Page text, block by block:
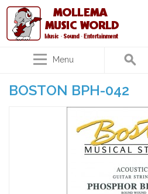
Menu
BOSTON BPH-042